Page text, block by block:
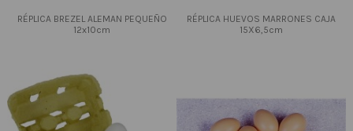
RÉPLICA BREZEL ALEMAN PEQUEÑO
12x10cm
RÉPLICA HUEVOS MARRONES CAJA
15X6,5cm